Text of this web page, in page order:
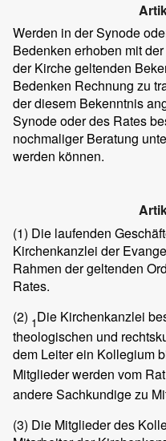
Werden in der Synode
Bedenken erhoben mit
der Kirche geltenden
Bedenken Rechnung zu
der diesem Bekenntnis
Synode oder des Rates
nochmaliger Beratung
werden können.
(1) Die laufenden
Kirchenkanzlei der
Rahmen der geltenden
Rates.
(2) 1Die Kirchenkanzlei
theologischen und
dem Leiter ein Kollegium
Mitglieder werden vom
andere Sachkundige zu
(3) Die Mitglieder des